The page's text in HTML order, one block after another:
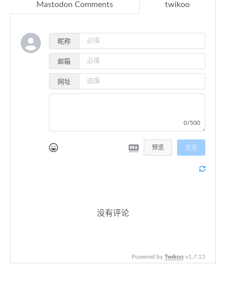
Mastodon Comments twikoo
昵称
邮箱
网址
0/500
预览 发送
没有评论
Powered by Twikoo v1.7.15